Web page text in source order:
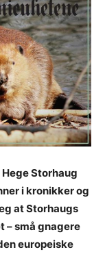
Storhaug
i kronikker og
at Storhaugs
– små gnagere
europeiske